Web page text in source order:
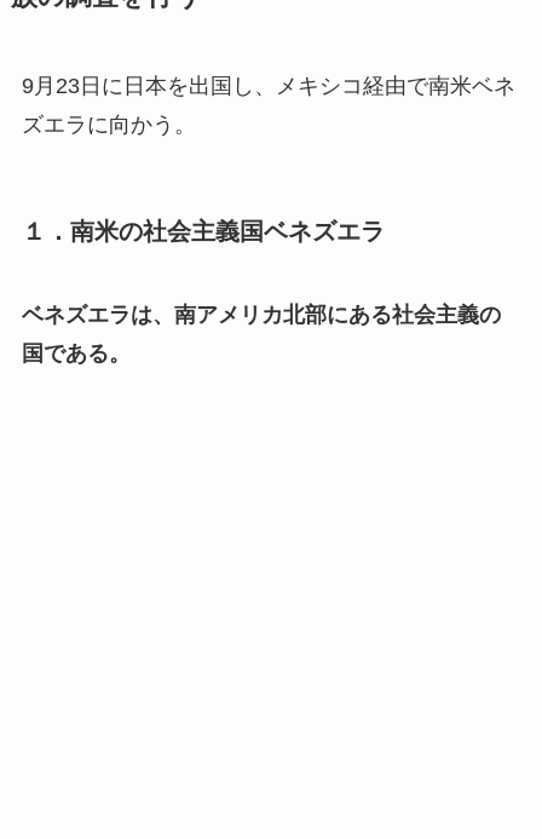
9月23日に日本を出国し、メキシコ経由で南米ベネ
ズエラに向かう。
１．南米の社会主義国ベネズエラ
ベネズエラは、南アメリカ北部にある社会主義の
国である。